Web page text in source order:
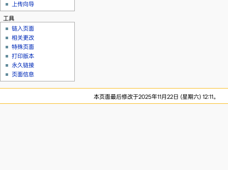
上传向导
工具
链入页面
相关更改
特殊页面
打印版本
永久链接
页面信息
本页面最后修改于2025年11月22日 (星期六) 12:11。